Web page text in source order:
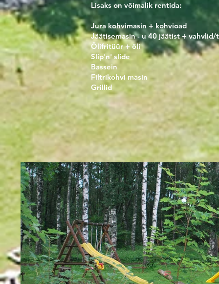
Lisaks on võimalik rentida:
Jura kohvimasin +
Jäätisemasin - u 40 jäätist +
Õlifritüür +
Slip'n'
Bassein
Filtrikohvi
Grillid